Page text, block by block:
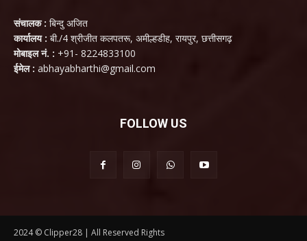
संचालक : बिन्दु अजित
कार्यालय : बी./4 श्रीजीत कलपतरू, अमील्हडीह, रायपुर, छत्तीसगढ़
मोबाइल नं. : +91- 8224833100
ईमेल : abhayabharthi@gmail.com
FOLLOW US
2024 © Clipper28 | All Reserved Rights